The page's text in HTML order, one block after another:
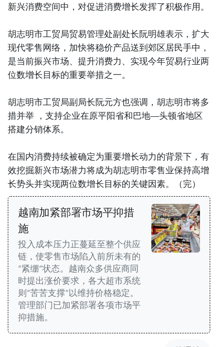
新兴消费空间中，对促进消费增长发挥了积极作用。
胡志明市工贸局贸易管理处副处长阮明雄表示，扩大
现代零售网络，加快将稳价产品送到郊区居民手中，
是当前振兴市场、提升消费力、实现今年贸易行业两
位数增长目标的重要举措之一。
胡志明市工贸局副局长阮元方也强调，胡志明市将多
措并举 ，支持企业在原平阳省和巴地—头顿省地区
搭建分销体系。
在国内消费持续被确定为重要增长动力的背景下，有
效挖掘新兴市场潜力将成为胡志明市零售业保持高增
长势头并实现两位数增长目标的关键因素。（完）
越南加紧部署市场平抑措
施
投入成本压力正蔓延至整个供应
链，使零售市场陷入前所未有的
“紧绷”状态。越南众多供应商同
时提出涨价要求，各大超市系统
则“苦苦支撑”以维持价格稳定。
管理部门已加紧部署各项市场平
抑措施。